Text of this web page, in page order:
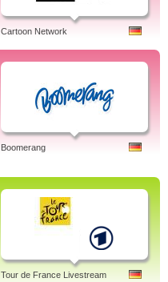
Cartoon Network
Boomerang
Tour de France Livestream